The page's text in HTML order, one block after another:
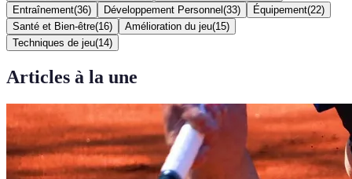
Entraînement(36) Développement Personnel (33) Équipement(22)
Santé et Bien-être(16) Amélioration du jeu(15)
Techniques de jeu(14)
Articles à la une